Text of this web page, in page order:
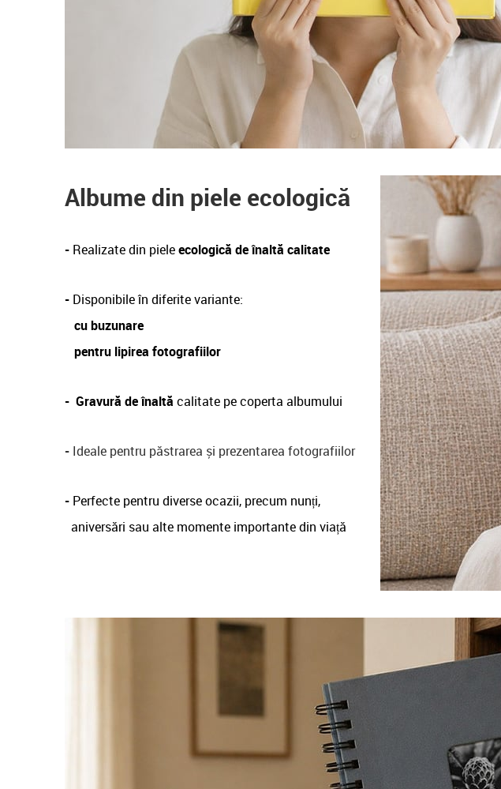
Albume din piele ecologică
- Realizate din pieleecologică de înaltă calitate
- Disponibile în diferite variante:
cu buzunare
pentru lipirea fotografiilor
- Gravură de înaltă calitate pe coperta albumului
- Ideale pentru păstrarea și prezentarea fotografiilor
- Perfecte pentru diverse ocazii, precum nunți,
aniversări sau alte momente importante din viață